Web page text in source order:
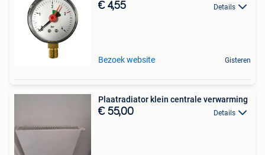
€ 4,55 Details
Bezoek website Gisteren
Plaatradiator klein centrale verwarming
€ 55,00 Details